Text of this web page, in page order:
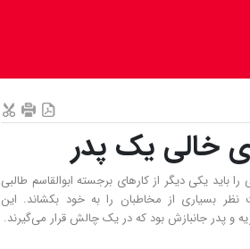
خالی یک پدر
باید یکی دیگر از کارهای برجسته ابوالقاسم طالبی
بسیاری از مخاطبان را به خود بکشاند. این
و پدر جانبازش بود که در یک چالش قرار می‌گیرند.